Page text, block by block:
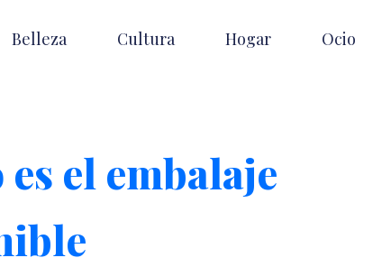
Belleza Cultura Hogar Ocio
es el embalaje